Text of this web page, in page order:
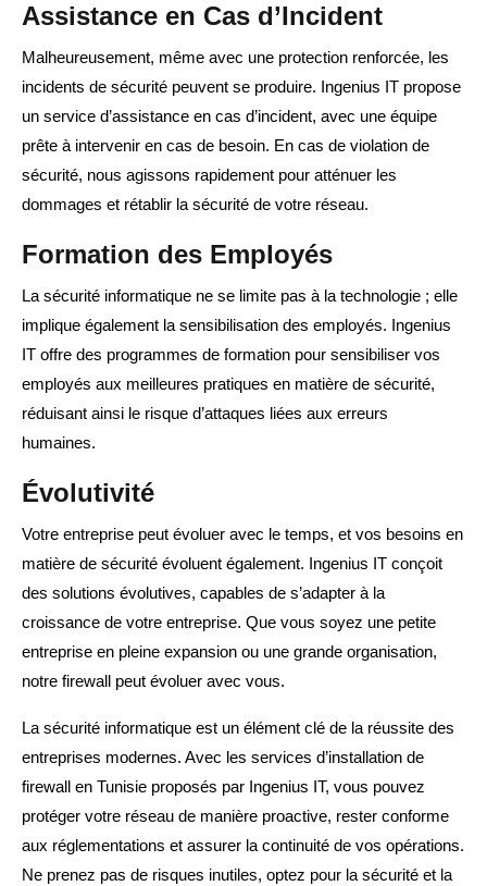
Assistance en Cas d’Incident
Malheureusement, même avec une protection renforcée, les
incidents de sécurité peuvent se produire. Ingenius IT propose
un service d’assistance en cas d’incident, avec une équipe
prête à intervenir en cas de besoin. En cas de violation de
sécurité, nous agissons rapidement pour atténuer les
dommages et rétablir la sécurité de votre réseau.
Formation des Employés
La sécurité informatique ne se limite pas à la technologie ; elle
implique également la sensibilisation des employés. Ingenius
IT offre des programmes de formation pour sensibiliser vos
employés aux meilleures pratiques en matière de sécurité,
réduisant ainsi le risque d’attaques liées aux erreurs
humaines.
Évolutivité
Votre entreprise peut évoluer avec le temps, et vos besoins en
matière de sécurité évoluent également. Ingenius IT conçoit
des solutions évolutives, capables de s’adapter à la
croissance de votre entreprise. Que vous soyez une petite
entreprise en pleine expansion ou une grande organisation,
notre firewall peut évoluer avec vous.
La sécurité informatique est un élément clé de la réussite des
entreprises modernes. Avec les services d’installation de
firewall en Tunisie proposés par Ingenius IT, vous pouvez
protéger votre réseau de manière proactive, rester conforme
aux réglementations et assurer la continuité de vos opérations.
Ne prenez pas de risques inutiles, optez pour la sécurité et la